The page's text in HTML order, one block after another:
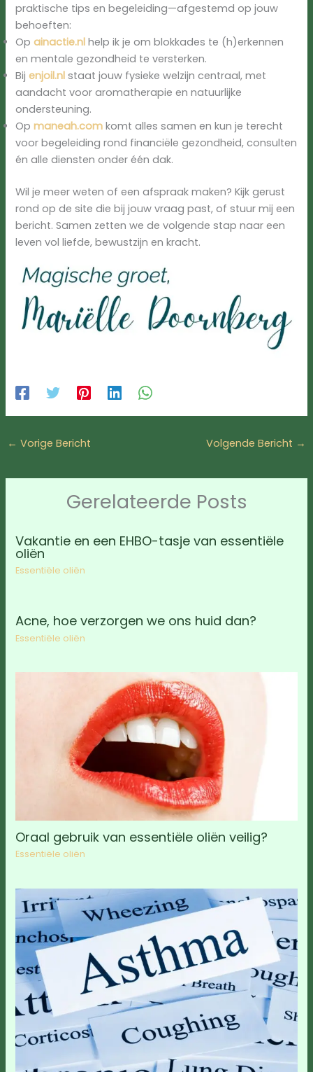
praktische tips en begeleiding—afgestemd op jouw
behoeften:
Opainactie.nl help ik je om blokkades te (h)erkennen
en mentale gezondheid te versterken.
Bijenjoil.nl staat jouw fysieke welzijn centraal, met
aandacht voor aromatherapie en natuurlijke
ondersteuning.
Op maneah.com komt alles samen en kun je terecht
voor begeleiding rond financiële gezondheid, consulten
én alle diensten onder één dak.
Wil je meer weten of een afspraak maken? Kijk gerust
rond op de site die bij jouw vraag past, of stuur mij een
bericht. Samen zetten we de volgende stap naar een
leven vol liefde, bewustzijn en kracht.
← Vorige Bericht Volgende Bericht →
Gerelateerde Posts
Vakantie en een EHBO-tasje van essentiële
oliën
Essentiële oliën
Acne, hoe verzorgen we ons huid dan?
Essentiële oliën
Oraal gebruik van essentiële oliën veilig?
Essentiële oliën